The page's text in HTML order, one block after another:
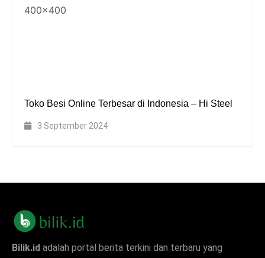
Toko Besi Online Terbesar di Indonesia – Hi Steel
3 September 2024
Bilik.id adalah portal berita terkini dan terbaru yang